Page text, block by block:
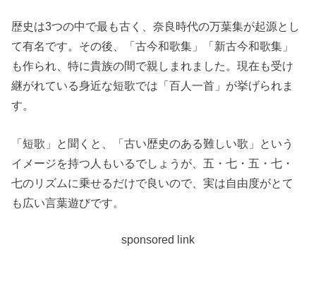
歴史は3つの中で最も古く、奈良時代の万葉集が起源とし
て有名です。その後、「古今和歌集」「新古今和歌集」
も作られ、特に貴族の間で親しまれました。現在も受け
継がれている身近な短歌では「百人一首」が挙げられま
す。
「短歌」と聞くと、「古い歴史のある難しい歌」という
イメージを持つ人もいるでしょうが、五・七・五・七・
七のリズムに乗せるだけで良いので、実は自由度がとて
も広い言葉遊びです。
sponsored link